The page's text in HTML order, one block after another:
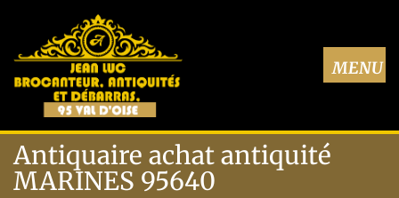
Antiquaire achat antiquité
MARINES 95640